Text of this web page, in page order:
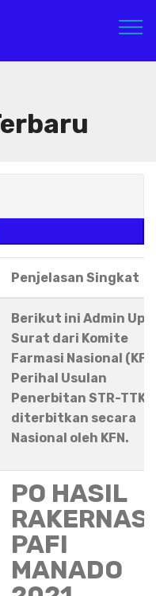
Penjelasan Singkat
Berikut ini Admin
Surat dari Komite
Farmasi Nasional
Perihal Usulan
Penerbitan STR-TTK
diterbitkan secara
Nasional oleh KFN.
PO HASIL
RAKERNAS
PAFI
MANADO